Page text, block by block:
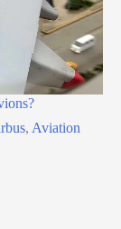
, Aviation